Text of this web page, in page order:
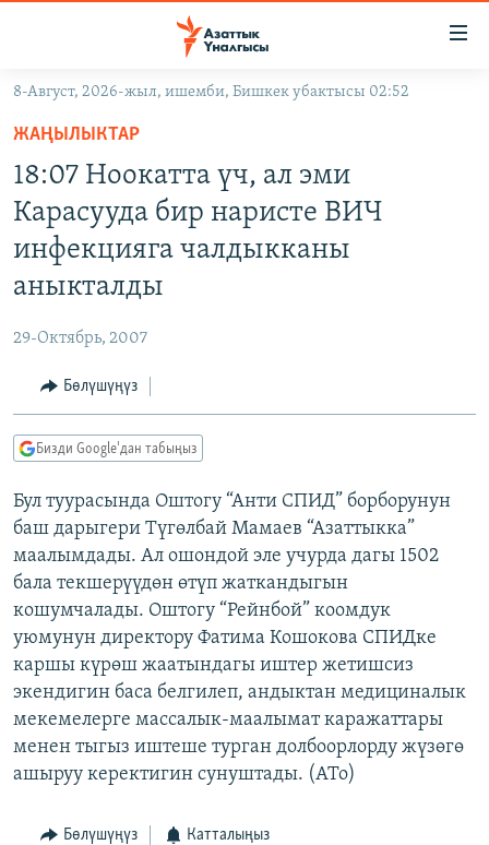
Навигацияга
өтүңүз
салыңыз
САЯСАТ
ДҮЙНӨ
УКРАИНА
БҮГҮН АЗАТТЫКТА
ЭКСПЕРТТЕР ТАЛДАЙТ
БИЗ ЖАНА ДҮЙНӨ
ЭЖЕ-СИҢДИЛЕР
АЗАТТЫК+
ЫҢГАЙСЫЗ СУРООЛОР
ПОДКАСТ
ӨЗГӨЧӨ ПИКИР
Русский
ОНЛАЙН ШЕРИНЕ
ЭЕ/АРнун бардык сайттары
8-Август, 2026-жыл, ишемби, Бишкек убактысы 02:52
ЖАҢЫЛЫКТАР
18:07 Ноокатта үч, ал эми
Карасууда бир наристе ВИЧ
инфекцияга чалдыкканы
аныкталды
29-Октябрь, 2007
Бөлүшүңүз
Бизди Google'дан табыңыз
Бул туурасында Оштогу “Анти СПИД” борборунун
баш дарыгери Түгөлбай Мамаев “Азаттыкка”
маалымдады. Ал ошондой эле учурда дагы 1502
бала текшерүүдөн өтүп жаткандыгын
кошумчалады. Оштогу “Рейнбой” коомдук
уюмунун директору Фатима Кошокова СПИДке
каршы күрөш жаатындагы иштер жетишсиз
экендигин баса белгилеп, андыктан медициналык
мекемелерге массалык-маалымат каражаттары
менен тыгыз иштеше турган долбоорлорду жүзөгө
ашыруу керектигин сунуштады. (ATo)
Бөлүшүңүз Катталыңыз